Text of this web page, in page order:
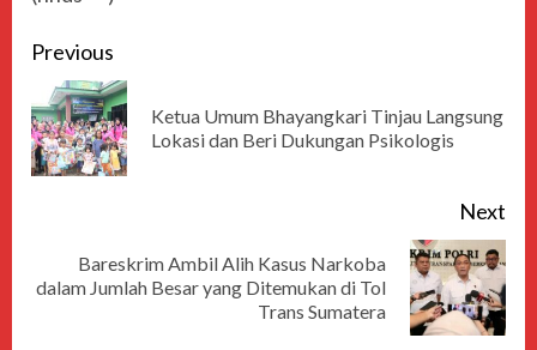
Previous
Ketua Umum Bhayangkari Tinjau Langsung
Lokasi dan Beri Dukungan Psikologis
Next
Bareskrim Ambil Alih Kasus Narkoba
dalam Jumlah Besar yang Ditemukan di Tol
Trans Sumatera